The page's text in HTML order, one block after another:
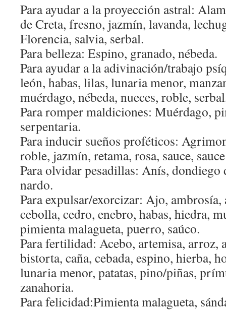
Para ayudar a la proyección astral:
de Creta, fresno, jazmín, lavanda,
Florencia, salvia, serbal.
Para belleza: Espino, granado, nébeda.
Para ayudar a la adivinación/trabajo
león, habas, lilas, lunaria menor,
muérdago, nébeda, nueces, roble,
Para romper maldiciones: Muérdago,
serpentaria.
Para inducir sueños proféticos:
roble, jazmín, retama, rosa, sauce,
Para olvidar pesadillas: Anís,
nardo.
Para expulsar/exorcizar: Ajo, ambrosía,
cebolla, cedro, enebro, habas, hiedra,
pimienta malagueta, puerro, saúco.
Para fertilidad: Acebo, artemisa, arroz,
bistorta, caña, cebada, espino, hierba,
lunaria menor, patatas, pino/piñas,
zanahoria.
Para felicidad:Pimienta malagueta,